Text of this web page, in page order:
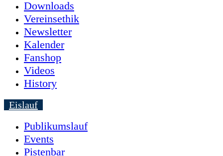
Downloads
Vereinsethik
Newsletter
Kalender
Fanshop
Videos
History
Eislauf
Publikumslauf
Events
Pistenbar